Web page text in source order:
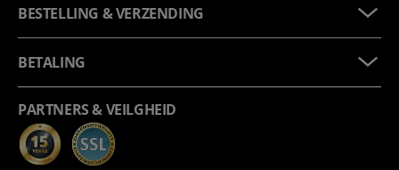
BESTELLING & VERZENDING
BETALING
PARTNERS & VEILGHEID